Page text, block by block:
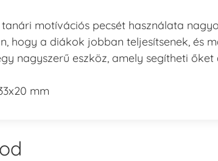
motívációs pecsét használata
hogy a diákok jobban teljesítsenek, és
nagyszerű eszköz, amely segítheti
mm